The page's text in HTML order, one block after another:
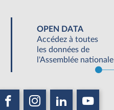
OPEN DATA
Accédez à toutes
les données de
l'Assemblée nationale